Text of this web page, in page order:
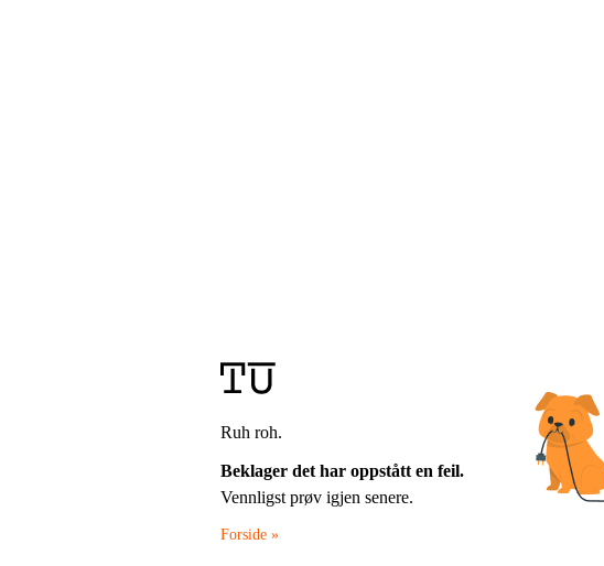
Ruh roh.
Beklager det har oppstått en feil.
Vennligst prøv igjen senere.
Forside »